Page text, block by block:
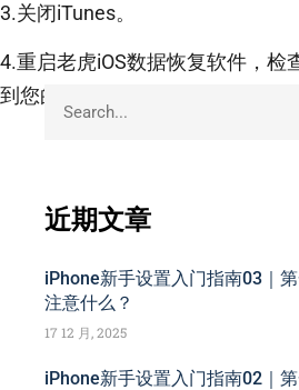
3.关闭iTunes。
4.重启老虎iOS数据恢复软件，检
到您的设备。
近期文章
iPhone新手设置入门指南03｜
注意什么？
17 12 月, 2025
iPhone新手设置入门指南02｜